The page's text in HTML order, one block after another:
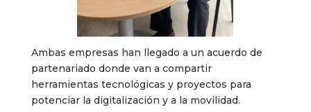
Ambas empresas han llegado a un acuerdo de
partenariado donde van a compartir
herramientas tecnológicas y proyectos para
potenciar la digitalización y a la movilidad.